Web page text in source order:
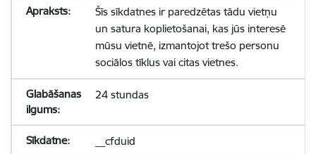
Šīs sīkdatnes ir paredzētas tādu vietņu
un satura koplietošanai, kas jūs interesē
mūsu vietnē, izmantojot trešo personu
sociālos tīklus vai citas vietnes.
24 stundas
__cfduid